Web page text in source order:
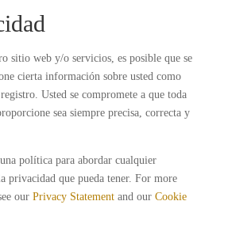
sitio web y/o servicios, es posible que se
cierta información sobre usted como
Usted se compromete a que toda
sea siempre precisa, correcta y
política para abordar cualquier
privacidad que pueda tener. For more
our Privacy Statementand our Cookie